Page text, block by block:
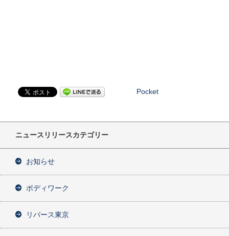
Pocket
ニュースリリースカテゴリー
お知らせ
ボディワーク
リバース東京